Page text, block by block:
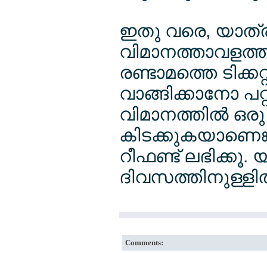
ഇതു വരെ,
രണ്ടാമത്തെ
വാങ്ങിക്കാനോ
വിമാനത്തില്‍ ഒരു
റീഫണ്ട് ലഭിക്കൂ.
Comments: